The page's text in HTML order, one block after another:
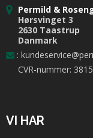
Permild &
Hørsvinget 3
2630 Taastrup
Danmark
:
CVR-nummer:
VI HAR